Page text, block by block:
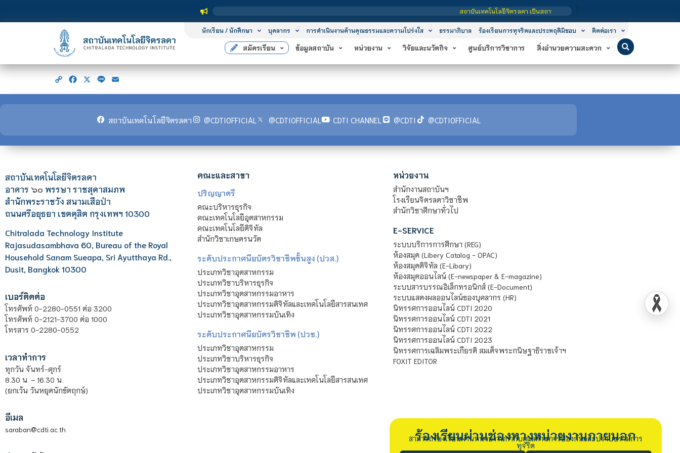
สถาบันเทคโนโลยีจิตรลดา เป็นสถาบันอุดมศึกษาในกำกับของรัฐ เปิดหลักสูตรการเรี
นักเรียน / นักศึกษา บุคลากร การดำเนินงานด้านคุณธรรมและความโปร่งใส ธรรมาภิบาล ร้องเรียนการทุจริตและประพฤติมิชอบ ติดต่อเรา
สมัครเรียน ข้อมูลสถาบัน หน่วยงาน วิจัยและนวัตกิจ ศูนย์บริการวิชาการ สิ่งอำนวยความสะดวก
Copy Facebook
X Line
สถาบันเทคโนโลยีจิตรลดา @CDTIOFFICIAL @CDTIOFFICIAL CDTI CHANNEL @CDTI @CDTIOFFICIAL
สถาบันเทคโนโลยีจิตรลดา
อาคาร ๖๐ พรรษา ราชสุดาสมภพ
สำนักพระราชวัง สนามเสือป่า
ถนนศรีอยุธยา เขตดุสิต กรุงเทพฯ 10300
Chitralada Technology Institute
Rajasudasambhava 60, Bureau of the Royal
Household Sanam Sueapa, Sri Ayutthaya Rd.,
Dusit, Bangkok 10300
เบอร์ติดต่อ
โทรศัพท์ 0-2280-0551 ต่อ 3200
โทรศัพท์ 0-2121-3700 ต่อ 1000
โทรสาร 0-2280-0552
เวลาทำการ
ทุกวัน จันทร์-ศุกร์
8.30 น. – 16.30 น.
(ยกเว้น วันหยุดนักขัตฤกษ์)
อีเมล
saraban@cdti.ac.th
คณะและสาขา
ปริญญาตรี
คณะบริหารธุรกิจ
คณะเทคโนโลยีอุตสาหกรรม
คณะเทคโนโลยีดิจิทัล
สำนักวิชาเกษตรนวัต
ระดับประกาศนียบัตรวิชาชีพชั้นสูง (ปวส.)
ประเภทวิชาอุตสาหกรรม
ประเภทวิชาบริหารธุรกิจ
ประเภทวิชาอุตสาหกรรมอาหาร
ประเภทวิชาอุตสาหกรรมดิจิทัลและเทคโนโลยีสารสนเทศ
ประเภทวิชาอุตสาหกรรมบันเทิง
ระดับประกาศนียบัตรวิชาชีพ (ปวช.)
ประเภทวิชาอุตสาหกรรม
ประเภทวิชาบริหารธุรกิจ
ประเภทวิชาอุตสาหกรรมอาหาร
ประเภทวิชาอุตสาหกรรมดิจิทัลและเทคโนโลยีสารสนเทศ
ประเภทวิชาอุตสาหกรรมบันเทิง
หน่วยงาน
สำนักงานสถาบันฯ
โรงเรียนจิตรลดาวิชาชีพ
สำนักวิชาศึกษาทั่วไป
E-SERVICE
ระบบบริการการศึกษา (REG)
ห้องสมุด (Libery Catalog - OPAC)
ห้องสมุดดิจิทัล (E-Libary)
ห้องสมุดออนไลน์ (E-newspaper & E-magazine)
ระบบสารบรรณอิเล็กทรอนิกส์ (E-Document)
ระบบแสดงผลออนไลน์ของบุคลากร (HR)
นิทรรศการออนไลน์ CDTI 2020
นิทรรศการออนไลน์ CDTI 2021
นิทรรศการออนไลน์ CDTI 2022
นิทรรศการออนไลน์ CDTI 2023
นิทรรศการเฉลิมพระเกียรติ สมเด็จพระกนิษฐาธิราชเจ้าฯ
FOXIT EDITOR
ร้องเรียนผ่านช่องทางหน่วยงานภายนอก
สามารถร้องเรียนผ่านหน่วยงานกำกับดูแลด้านการป้องกันและปราบปรามการ
ทุจริต